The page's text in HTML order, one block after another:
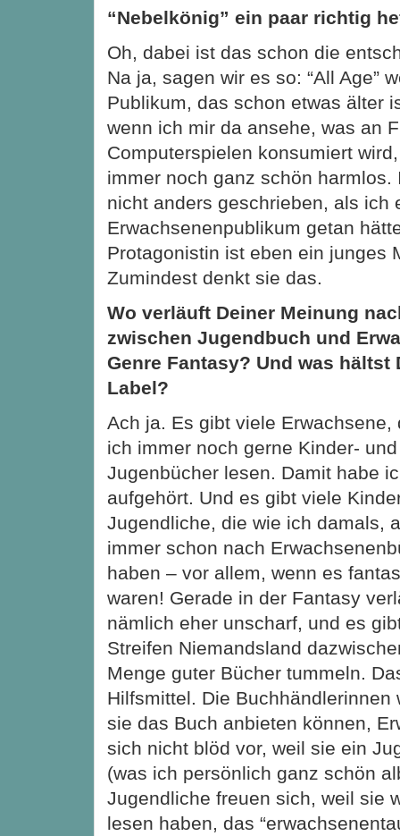
“Nebelkönig” ein paar richtig
Oh, dabei ist das schon die
Na ja, sagen wir es so: “All Age”
Publikum, das schon etwas älter
wenn ich mir da ansehe, was an
Computerspielen konsumiert
immer noch ganz schön harmlos.
nicht anders geschrieben, als ich
Erwachsenenpublikum getan
Protagonistin ist eben ein junges
Zumindest denkt sie das.
Wo verläuft Deiner Meinung
zwischen Jugendbuch und
Genre Fantasy? Und was hältst
Label?
Ach ja. Es gibt viele Erwachsene,
ich immer noch gerne Kinder- und
Jugenbücher lesen. Damit habe
aufgehört. Und es gibt viele
Jugendliche, die wie ich damals,
immer schon nach
haben – vor allem, wenn es
waren! Gerade in der Fantasy
nämlich eher unscharf, und es
Streifen Niemandsland
Menge guter Bücher tummeln.
Hilfsmittel. Die Buchhändlerinnen
sie das Buch anbieten können,
sich nicht blöd vor, weil sie ein
(was ich persönlich ganz schön
Jugendliche freuen sich, weil sie
lesen haben, das